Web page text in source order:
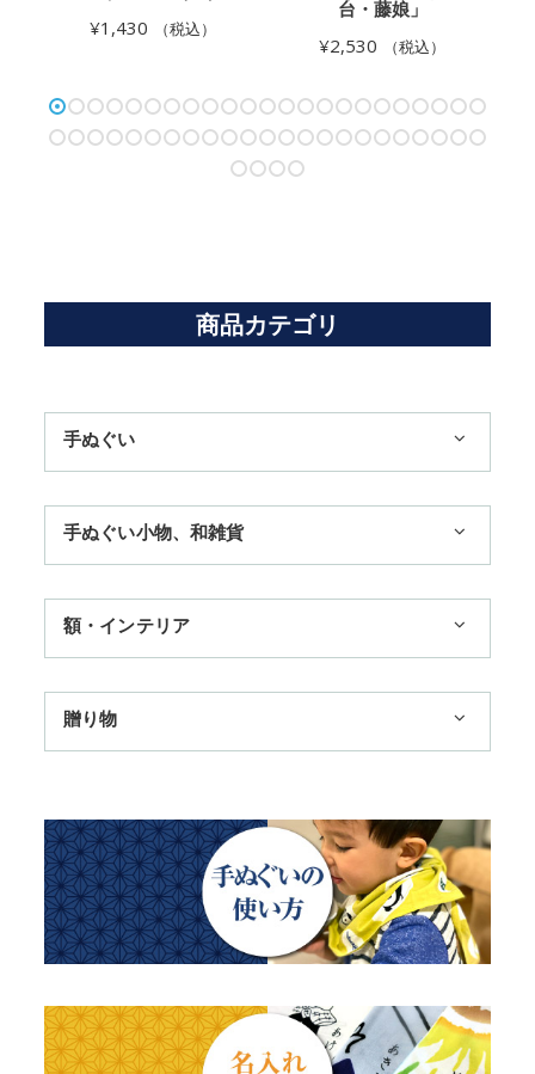
¥1,430 （税込）
台・藤娘」
¥2,530 （税込）
商品カテゴリ
手ぬぐい
3,300円まで
11,000円まで
季節のおすすめ
浮世絵・名画名作・古典
干支・富士・招福・縁起物
動物・その他
手ぬぐい小物、和雑貨
扇子
トートバッグ
チーフ・風呂敷
ステーショナリー
額・インテリア
TokyoTokyo選定商品
タペストリー・掛軸・パネル額
のれん
贈り物
母の日ギフト
父の日ギフト
出産祝い